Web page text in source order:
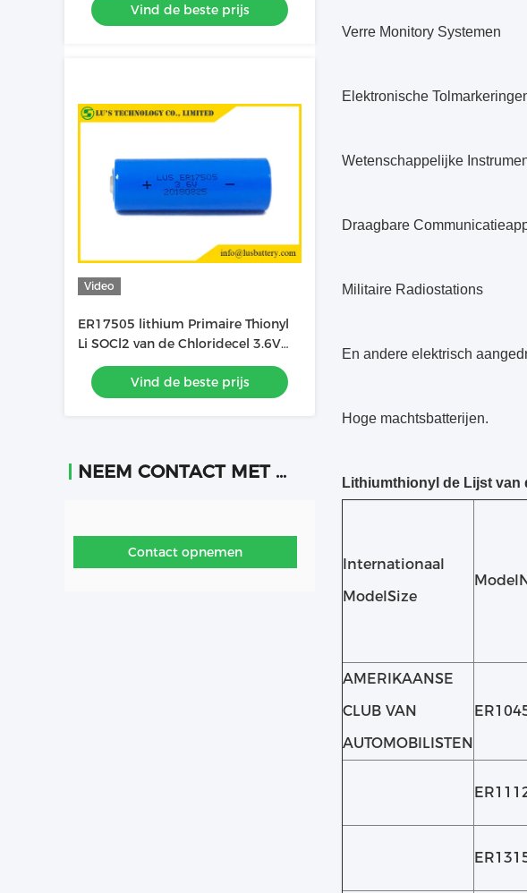
Vind de beste prijs
Video
ER17505 lithium Primaire Thionyl
Li SOCl2 van de Chloridecel 3.6V
3400mAh
Vind de beste prijs
NEEM CONTACT MET ONS OP
Contact opnemen
Verre Monitory Systemen
Elektronische
Wetenschappelijke
Draagbare
Militaire Radiostations
En andere elektrisch
Hoge machtsbatterijen.
Lithiumthionyl de Lijst van
Internationaal
ModelSize
AMERIKAANSE
CLUB VAN
AUTOMOBILISTEN